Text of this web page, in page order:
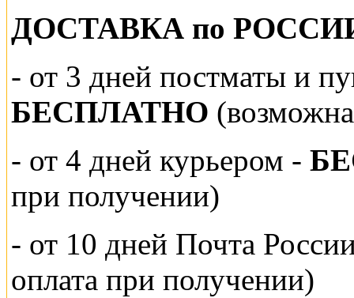
ДОСТАВКА по
- от 3 дней постматы и
БЕСПЛАТНО
- от 4 дней курьером -
при получении)
- от 10 дней Почта
оплата при получении)